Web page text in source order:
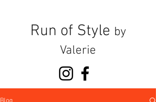
Run of Style by
Valerie